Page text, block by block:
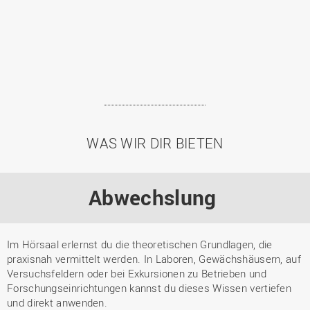
WAS WIR DIR BIETEN
Abwechslung
Im Hörsaal erlernst du die theoretischen Grundlagen, die
praxisnah vermittelt werden. In Laboren, Gewächshäusern, auf
Versuchsfeldern oder bei Exkursionen zu Betrieben und
Forschungseinrichtungen kannst du dieses Wissen vertiefen
und direkt anwenden.